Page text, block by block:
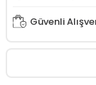
Güvenli